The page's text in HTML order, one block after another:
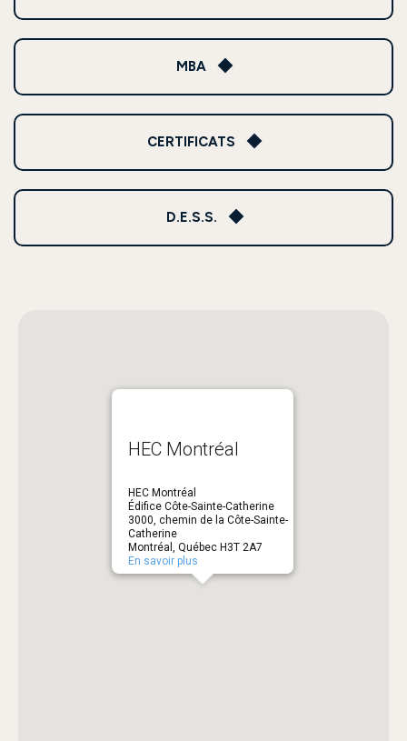
MBA
CERTIFICATS
D.E.S.S.
HEC Montréal
HEC Montréal
Édifice Côte-Sainte-Catherine
3000, chemin de la Côte-Sainte-
Catherine
Montréal, Québec H3T 2A7
En savoir plus